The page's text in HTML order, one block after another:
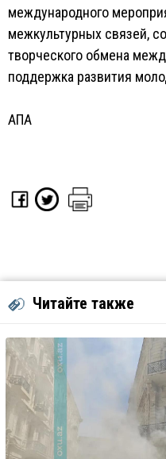
международного
межкультурных связей,
творческого обмена
поддержка развития
АПА
Читайте также